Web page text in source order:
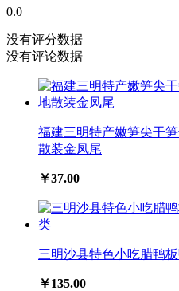
0.0
没有评分数据
没有评论数据
福建三明特产嫩笋尖干
散装金凤尾
￥37.00
三明沙县特色小吃腊鸭
￥135.00